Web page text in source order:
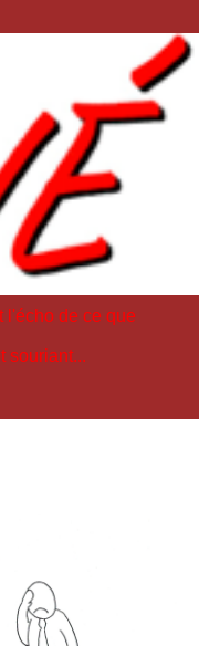
l'écho de ce que
souriant...